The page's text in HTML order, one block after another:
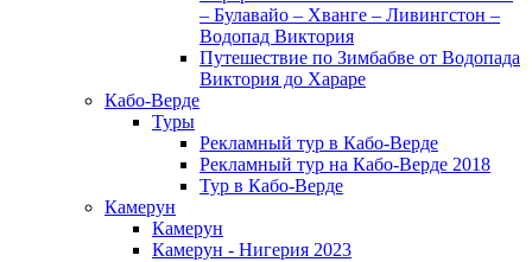
– Булавайо – Хванге – Ливингстон –
Водопад Виктория
Путешествие по Зимбабве от Водопада
Виктория до Хараре
Кабо-Верде
Туры
Рекламный тур в Кабо-Верде
Рекламный тур на Кабо-Верде 2018
Тур в Кабо-Верде
Камерун
Камерун
Камерун - Нигерия 2023